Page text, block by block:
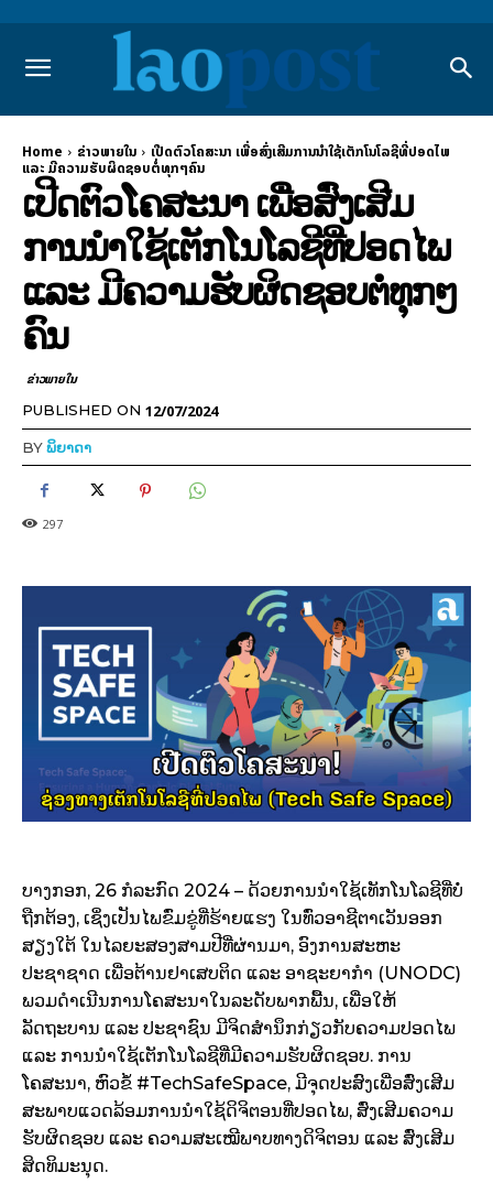
Home ຂ່າວພາຍ​ໃນ
ເປີດຕົວໂຄສະນາ ເພື່ອສົ່ງເສີມການນໍາໃຊ້ເຕັກໂນໂລຊີທີ່ປອດໄພ
ແລະ ມີຄວາມຮັບຜິດຊອບຕໍ່ທຸກໆຄົນ
ເປີດຕົວໂຄສະນາ ເພື່ອສົ່ງເສີມ
ການນໍາໃຊ້ເຕັກໂນໂລຊີທີ່ປອດໄພ
ແລະ ມີຄວາມຮັບຜິດຊອບຕໍ່ທຸກໆ
ຄົນ
ຂ່າວພາຍ​ໃນ
PUBLISHED ON 12/07/2024
BYພິຍາດາ
297
ບາງກອກ, 26 ກໍລະກົດ 2024 – ດ້ວຍການນຳໃຊ້ເທັກໂນໂລຊີທີ່ບໍ່
ຖືກຕ້ອງ, ເຊິ່ງເປັນໄພຂົ່ມຂູ່ທີ່ຮ້າຍແຮງ ໃນທົ່ວອາຊີຕາເວັນອອກ
ສຽງໃຕ້ ໃນໄລຍະສອງສາມປີທີ່ຜ່ານມາ, ອົງການສະຫະ
ປະຊາຊາດ ເພື່ອຕ້ານຢາເສບຕິດ ແລະ ອາຊະຍາກໍາ (UNODC)
ພວມດຳເນີນການໂຄສະນາໃນລະດັບພາກພື້ນ, ເພື່ອໃຫ້
ລັດຖະບານ ແລະ ປະຊາຊົນ ມີຈິດສຳນຶກກ່ຽວກັບຄວາມປອດໄພ
ແລະ ​ການ​ນໍາ​ໃຊ້​ເຕັກ​ໂນ​ໂລ​ຊີ​ທີ່​ມີ​ຄວາມ​ຮັບ​ຜິດ​ຊອບ​. ການ
ໂຄສະນາ, ຫົວຂໍ້ #TechSafeSpace, ມີຈຸດປະສົງເພື່ອສົ່ງເສີມ
ສະພາບແວດລ້ອມການນຳໃຊ້ດິຈິຕອນທີ່ປອດໄພ, ສົ່ງເສີມຄວາມ
ຮັບຜິດຊອບ ແລະ ຄວາມສະເໝີພາບທາງດິຈິຕອນ ແລະ ສົ່ງເສີມ
ສິດທິມະນຸດ.